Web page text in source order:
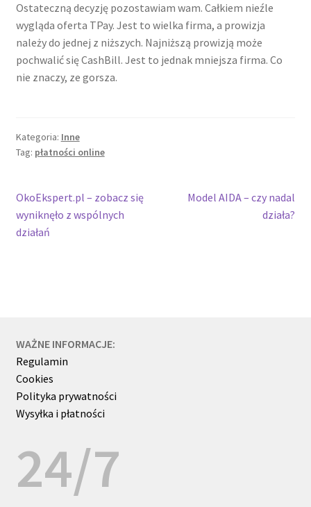
Ostateczną decyzję pozostawiam wam. Całkiem nieźle
wygląda oferta TPay. Jest to wielka firma, a prowizja
należy do jednej z niższych. Najniższą prowizją może
pochwalić się CashBill. Jest to jednak mniejsza firma. Co
nie znaczy, ze gorsza.
Kategoria: Inne
Tag: płatności online
Nawigacja
wpisu
Poprzedni
wpis:
OkoEkspert.pl – zobacz się
wyniknęło z wspólnych
działań
Następny
Model AIDA – czy nadal
działa?
WAŻNE INFORMACJE:
Regulamin
Cookies
Polityka prywatności
Wysyłka i płatności
24/7